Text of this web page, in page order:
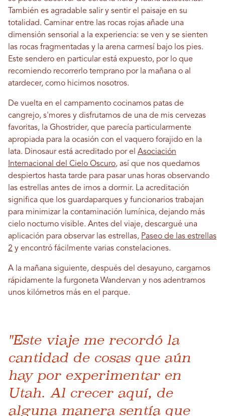
También es agradable salir y sentir el paisaje en su
totalidad. Caminar entre las rocas rojas añade una
dimensión sensorial a la experiencia: se ven y se sienten
las rocas fragmentadas y la arena carmesí bajo los pies.
Este sendero en particular está expuesto, por lo que
recomiendo recorrerlo temprano por la mañana o al
atardecer, como hicimos nosotros.
De vuelta en el campamento cocinamos patas de
cangrejo, s'mores y disfrutamos de una de mis cervezas
favoritas, la Ghostrider, que parecía particularmente
apropiada para la ocasión con el vaquero forajido en la
lata. Dinosaur está acreditado por el Asociación
Internacional del Cielo Oscuro, así que nos quedamos
despiertos hasta tarde para pasar unas horas observando
las estrellas antes de irnos a dormir. La acreditación
significa que los guardaparques y funcionarios trabajan
para minimizar la contaminación lumínica, dejando más
cielo nocturno visible. Antes del viaje, descargué una
aplicación para observar las estrellas, Paseo de las estrellas
2 y encontró fácilmente varias constelaciones.
A la mañana siguiente, después del desayuno, cargamos
rápidamente la furgoneta Wandervan y nos adentramos
unos kilómetros más en el parque.
"Este viaje me recordó la
cantidad de cosas que aún
hay por experimentar en
Utah. Al crecer aquí, de
alguna manera sentía que